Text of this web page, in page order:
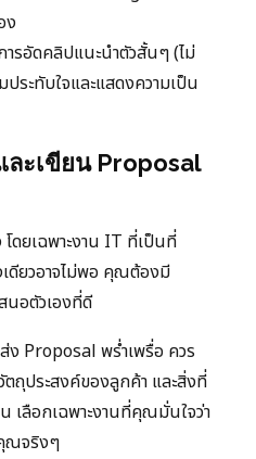
ง
ารอัดคลิปแนะนำตัวสั้นๆ (ไม่
ระทับใจและแสดงความเป็น
ะเขียน Proposal
ยเฉพาะงาน IT ที่เป็นที่
เดียวอาจไม่พอ คุณต้องมี
นอตัวเองที่ดี
ง Proposal พร่ำเพรื่อ ควร
ตถุประสงค์ของลูกค้า และสิ่งที่
เลือกเฉพาะงานที่คุณมั่นใจว่า
ณจริงๆ